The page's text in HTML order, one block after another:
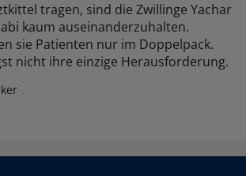
tragen, sind die Zwillinge Yachar
kaum auseinanderzuhalten.
sie Patienten nur im Doppelpack.
nicht ihre einzige Herausforderung.